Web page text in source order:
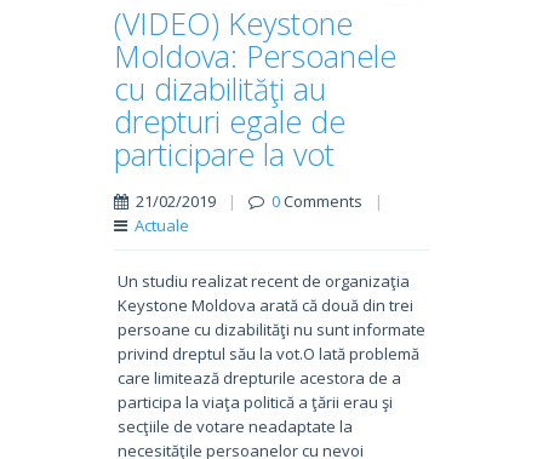
(VIDEO) Keystone
Moldova: Persoanele
cu dizabilităţi au
drepturi egale de
participare la vot
21/02/2019 | 0Comments
|
Actuale
Un studiu realizat recent de organizaţia
Keystone Moldova arată că două din trei
persoane cu dizabilităţi nu sunt informate
privind dreptul său la vot.O lată problemă
care limitează drepturile acestora de a
participa la viaţa politică a ţării erau şi
secţiile de votare neadaptate la
necesităţile persoanelor cu nevoi